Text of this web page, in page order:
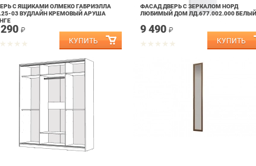
С ЯЩИКАМИ ОЛМЕКО ГАБРИЭЛЛА
03 ВУДЛАЙН КРЕМОВЫЙ АРУША
₽
ФАСАД ДВЕРЬ С ЗЕРКАЛОМ НОРД
ЛЮБИМЫЙ ДОМ ЛД.677.002.000 БЕЛЫЙ
9 490 ₽